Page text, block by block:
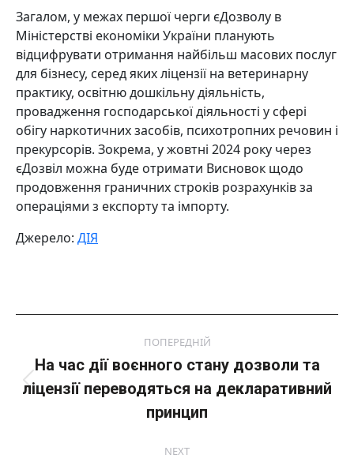
Загалом, у межах першої черги єДозволу в
Міністерстві економіки України планують
відцифрувати отримання найбільш масових послуг
для бізнесу, серед яких ліцензії на ветеринарну
практику, освітню дошкільну діяльність,
провадження господарської діяльності у сфері
обігу наркотичних засобів, психотропних речовин і
прекурсорів. Зокрема, у жовтні 2024 року через
єДозвіл можна буде отримати Висновок щодо
продовження граничних строків розрахунків за
операціями з експорту та імпорту.
Джерело: ДІЯ
ПОПЕРЕДНІЙ
Попередній
пост:
На час дії воєнного стану дозволи та
ліцензії переводяться на декларативний
принцип
NEXT